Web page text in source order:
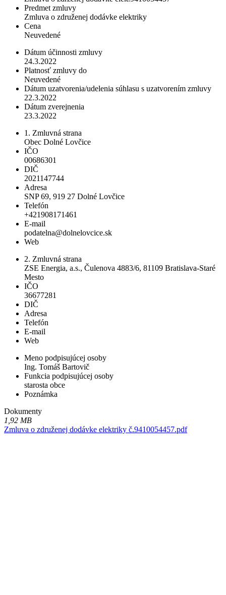
Predmet zmluvy
Zmluva o združenej dodávke elektriky
Cena
Neuvedené
Dátum účinnosti zmluvy
24.3.2022
Platnosť zmluvy do
Neuvedené
Dátum uzatvorenia/udelenia súhlasu s uzatvorením zmluvy
22.3.2022
Dátum zverejnenia
23.3.2022
1. Zmluvná strana
Obec Dolné Lovčice
IČO
00686301
DIČ
2021147744
Adresa
SNP 69, 919 27 Dolné Lovčice
Telefón
+421908171461
E-mail
podatelna@dolnelovcice.sk
Web
2. Zmluvná strana
ZSE Energia, a.s., Čulenova 4883/6, 81109 Bratislava-Staré
Mesto
IČO
36677281
DIČ
Adresa
Telefón
E-mail
Web
Meno podpisujúcej osoby
Ing. Tomáš Bartovič
Funkcia podpisujúcej osoby
starosta obce
Poznámka
Dokumenty
1,92 MB
Zmluva o združenej dodávke elektriky č.9410054457.pdf